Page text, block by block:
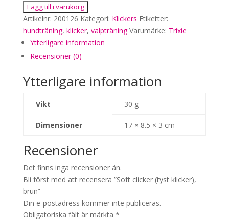
Soft
clicker
(tyst
klicker),
brun
Lägg till i varukorg
Artikelnr: 200126 Kategori: Klickers Etiketter:
hundträning, klicker, valpträning Varumärke: Trixie
Ytterligare information
Recensioner (0)
Ytterligare information
Vikt 30 g
Dimensioner 17 × 8.5 × 3 cm
Recensioner
Det finns inga recensioner än.
Bli först med att recensera ”Soft clicker (tyst klicker),
brun”
Din e-postadress kommer inte publiceras.
Obligatoriska fält är märkta *